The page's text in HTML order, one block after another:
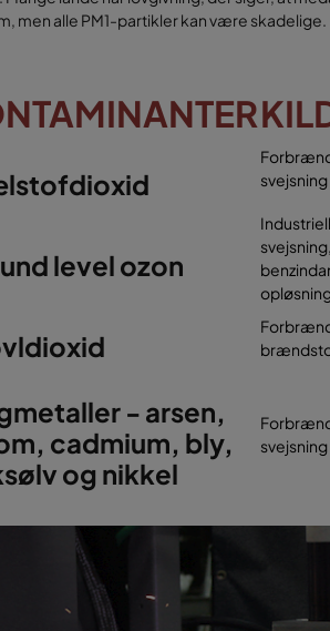
men alle PM1-partikler kan være skadelige.
level ozon
- arsen,
cadmium, bly,
og nikkel